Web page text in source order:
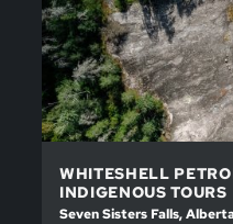
WHITESHELL
INDIGENOUS TOURS
Seven Sisters Falls,